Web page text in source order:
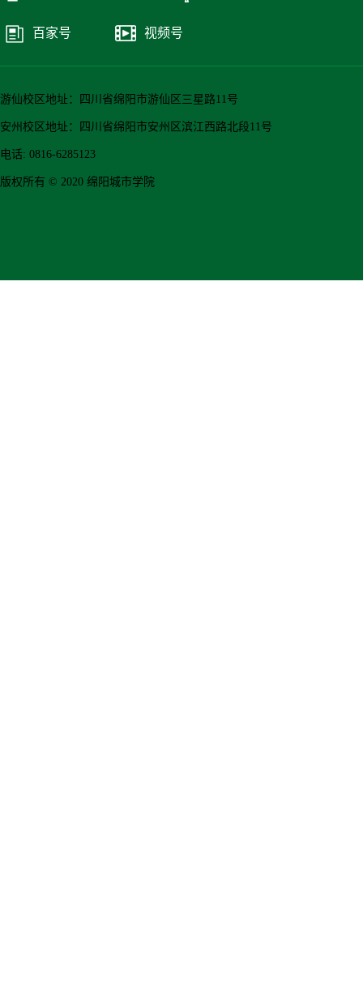
百家号 视频号
游仙校区地址：四川省绵阳市游仙区三星路11号
安州校区地址：四川省绵阳市安州区滨江西路北段11号
电话: 0816-6285123
版权所有 © 2020 绵阳城市学院